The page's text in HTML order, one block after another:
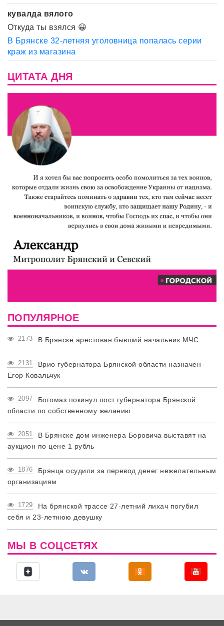
кувалда вялого
Откуда ты взялся 😀
В Брянске 32-летняя уголовница попалась серии
краж из магазина
ЦИТАТА ДНЯ
ПОПУЛЯРНОЕ
2173 В Брянске арестован бывший начальник МЧС
2131
Врио губернатора Брянской области назначен
Егор Ковальчук
2097
Богомаз покинул пост губернатора Брянской
области по собственному желанию
2051
В Брянске дом инженера Боровича выставят на
аукцион по цене 1 рубль
1876
Брянца осудили за перевод денег нежелательным
организациям
1729
На брянской трассе 27-летний лихач погубил
себя и 23-летнюю девушку
МЫ В СОЦСЕТЯХ